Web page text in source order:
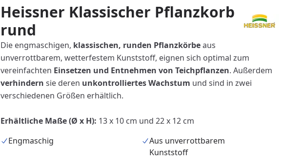
Heissner Klassischer Pflanzkorb
rund
Die engmaschigen, klassischen, runden Pflanzkörbeaus
unverrottbarem, wetterfestem Kunststoff, eignen sich optimal zum
vereinfachten Einsetzen und Entnehmen von Teichpflanzen. Außerdem
verhindern sie deren unkontrolliertes Wachstum und sind in zwei
verschiedenen Größen erhältlich.
Erhältliche Maße (Ø x H): 13 x 10 cm und 22 x 12 cm
Engmaschig
Aus unverrottbarem
Kunststoff